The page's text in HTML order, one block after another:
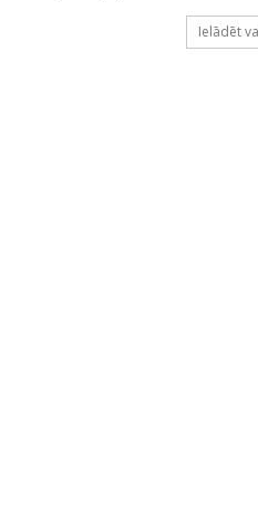
Ielādēt